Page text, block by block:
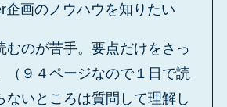
企画のノウハウを知りたい
むのが苦手。要点だけをさっ
（９４ページなので１日で読
ないところは質問して理解し